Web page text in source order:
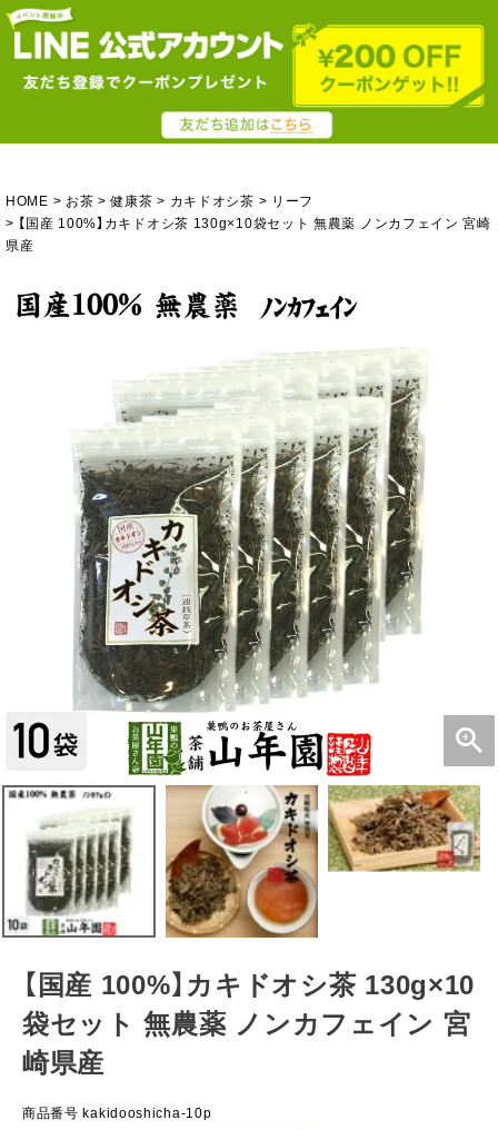
HOME お茶 健康茶 カキドオシ茶
リーフ
【国産 100%】カキドオシ茶 130g×10袋セット 無農薬 ノンカフェイン 宮崎
県産
【国産 100%】カキドオシ茶 130g×10
袋セット 無農薬 ノンカフェイン 宮
崎県産
商品番号 kakidooshicha-10p